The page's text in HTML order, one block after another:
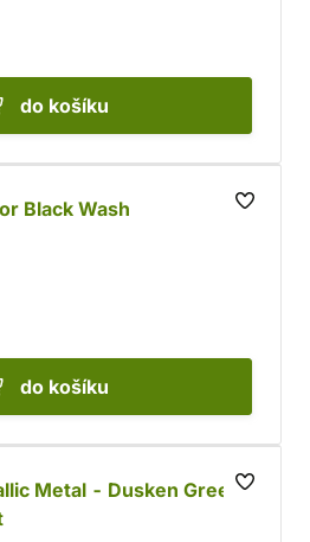
do košíku
Black Wash
do košíku
Metal - Dusken Green